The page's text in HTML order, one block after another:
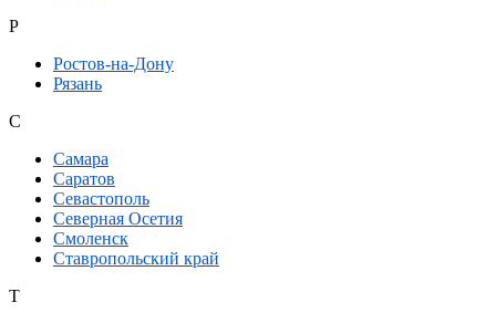
Р
Ростов-на-Дону
Рязань
С
Самара
Саратов
Севастополь
Северная Осетия
Смоленск
Ставропольский край
Т